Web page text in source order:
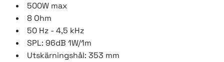
500W max
8 Ohm
50 Hz - 4,5 kHz
SPL: 96dB 1W/1m
Utskärningshål: 353 mm